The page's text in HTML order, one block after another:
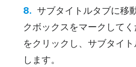
サブタイトルタブに移
クボックスをマークして
をクリックし、サブタイ
します。